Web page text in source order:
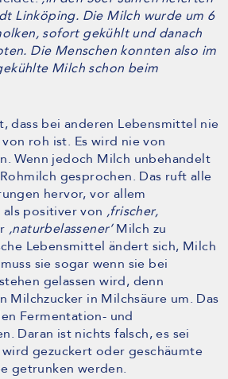
Linköping. Die Milch wurde um 6
sofort gekühlt und danach
Die Menschen konnten also im
Milch schon beim
dass bei anderen Lebensmittel nie
roh ist. Es wird nie von
Wenn jedoch Milch unbehandelt
gesprochen. Das ruft alle
hervor, vor allem
als positiver von ‚frischer,
‚naturbelassener’Milch zu
Lebensmittel ändert sich, Milch
sie sogar wenn sie bei
gelassen wird, denn
Milchzucker in Milchsäure um. Das
Fermentation- und
Daran ist nichts falsch, es sei
gezuckert oder geschäumte
getrunken werden.